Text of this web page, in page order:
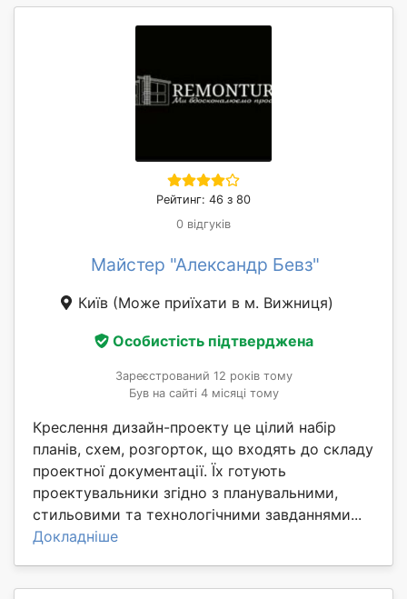
Рейтинг: 46 з 80
0 відгуків
Майстер "Александр Бевз"
Київ (Може приїхати в м. Вижниця)
Особистість підтверджена
Зареєстрований 12 років тому
Був на сайті 4 місяці тому
Креслення дизайн-проекту це цілий набір
планів, схем, розгорток, що входять до складу
проектної документації. Їх готують
проектувальники згідно з планувальними,
стильовими та технологічними завданнями...
Докладніше